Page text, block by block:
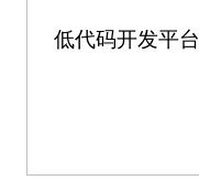
低代码开发平台